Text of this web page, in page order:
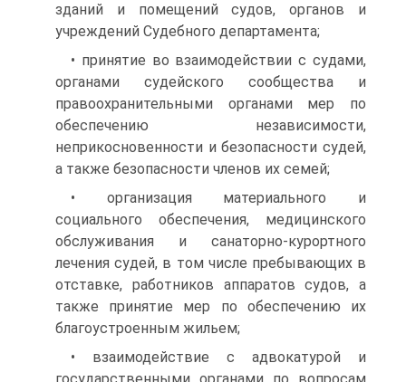
зданий и помещений судов, органов и
учреждений Судебного департамента;
• принятие во взаимодействии с судами,
органами судейского сообщества и
правоохранительными органами мер по
обеспечению независимости,
неприкосновенности и безопасности судей,
а также безопасности членов их семей;
• организация материального и
социального обеспечения, медицинского
обслуживания и санаторно-курортного
лечения судей, в том числе пребывающих в
отставке, работников аппаратов судов, а
также принятие мер по обеспечению их
благоустроенным жильем;
• взаимодействие с адвокатурой и